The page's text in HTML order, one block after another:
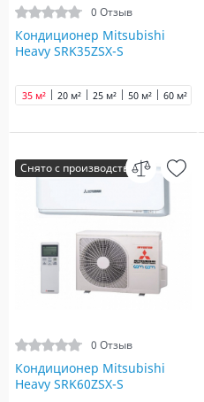
0 Отзыв
Кондиционер Mitsubishi
Heavy SRK35ZSX-S
20 м² 25 м²
35 м² 50 м² 60 м²
Снято с производства
0 Отзыв
Кондиционер Mitsubishi
Heavy SRK60ZSX-S